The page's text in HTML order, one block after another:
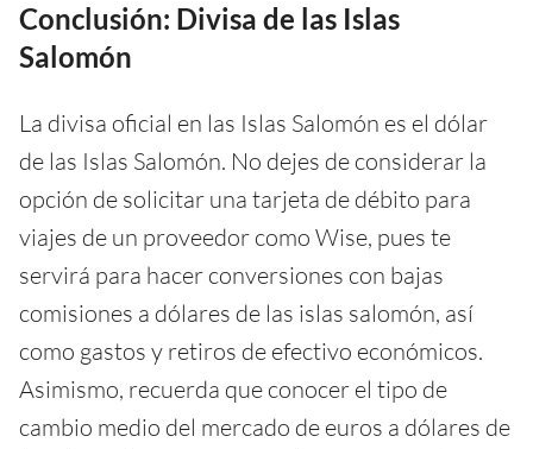
Conclusión: Divisa de las Islas
Salomón
La divisa oficial en las Islas Salomón es el dólar
de las Islas Salomón. No dejes de considerar la
opción de solicitar una tarjeta de débito para
viajes de un proveedor como Wise, pues te
servirá para hacer conversiones con bajas
comisiones a dólares de las islas salomón, así
como gastos y retiros de efectivo económicos.
Asimismo, recuerda que conocer el tipo de
cambio medio del mercado de euros a dólares de